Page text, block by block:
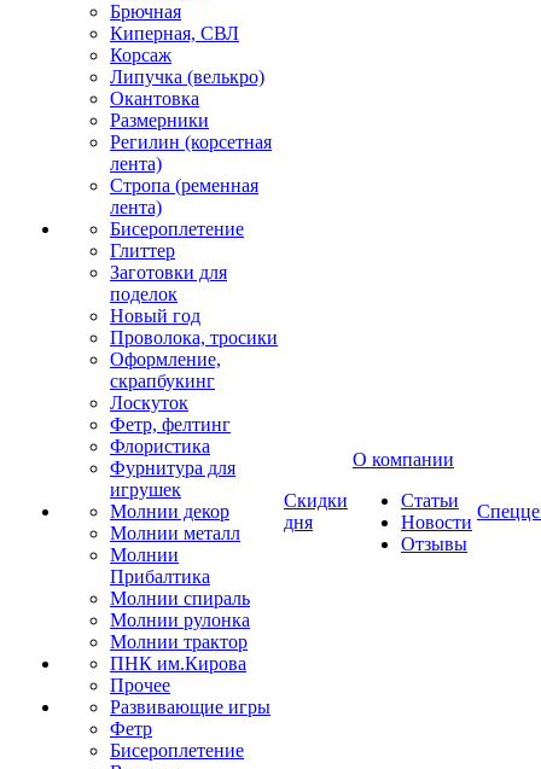
Брючная
Киперная, СВЛ
Корсаж
Липучка (велькро)
Окантовка
Размерники
Регилин (корсетная
лента)
Стропа (ременная
лента)
Бисероплетение
Глиттер
Заготовки для
поделок
Новый год
Проволока, тросики
Оформление,
скрапбукинг
Лоскуток
Фетр, фелтинг
Флористика
Фурнитура для
игрушек
Молнии декор
Молнии металл
Молнии
Прибалтика
Молнии спираль
Молнии рулонка
Молнии трактор
ПНК им.Кирова
Прочее
Развивающие игры
Фетр
Бисероплетение
Скидки
дня
О компании
Статьи
Новости
Отзывы